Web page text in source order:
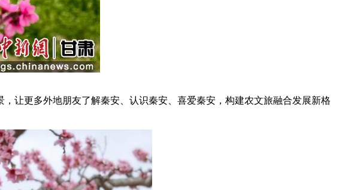
更多外地朋友了解秦安、认识秦安、喜爱秦安，构建农文旅融合发展新格